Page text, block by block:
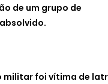
de um grupo de
militar foi vítima de